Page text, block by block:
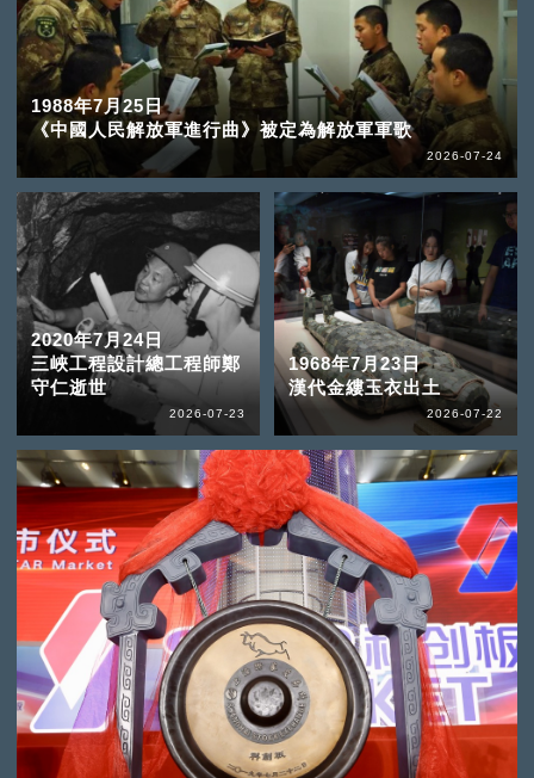
1988年7月25日
《中國人民解放軍進行曲》被定為解放軍軍歌
2026-07-24
2020年7月24日
三峽工程設計總工程師鄭
守仁逝世
2026-07-23
1968年7月23日
漢代金縷玉衣出土
2026-07-22